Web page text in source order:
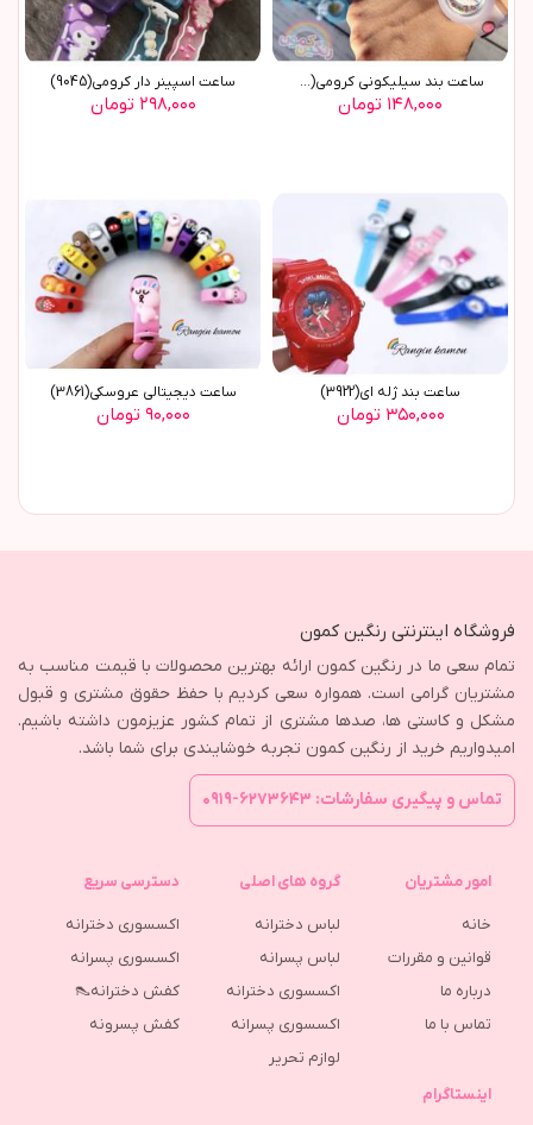
ساعت بند سیلیکونی کرومی(9058)
۱۴۸,۰۰۰ تومان
ساعت اسپینر دار کرومی(9045)
۲۹۸,۰۰۰ تومان
ساعت بند ژله ای(3922)
۳۵۰,۰۰۰ تومان
ساعت دیجیتالی عروسکی(3861)
۹۰,۰۰۰ تومان
فروشگاه اینترنتی رنگین کمون
تمام سعی ما در رنگین کمون ارائه بهترین محصولات با قیمت مناسب به
مشتریان گرامی است. همواره سعی کردیم با حفظ حقوق مشتری و قبول
مشکل و کاستی ها، صدها مشتری از تمام کشور عزیزمون داشته باشیم.
امیدواریم خرید از رنگین کمون تجربه خوشایندی برای شما باشد.
تماس و پیگیری سفارشات: ۶۲۷۳۶۴۳-۰۹۱۹
امور مشتریان
خانه
قوانین و مقررات
درباره ما
تماس با ما
گروه های اصلی
لباس دخترانه
لباس پسرانه
اکسسوری دخترانه
اکسسوری پسرانه
لوازم تحریر
دسترسی سریع
اکسسوری دخترانه
اکسسوری پسرانه
کفش دخترانه👠
كفش پسرونه
اینستاگرام